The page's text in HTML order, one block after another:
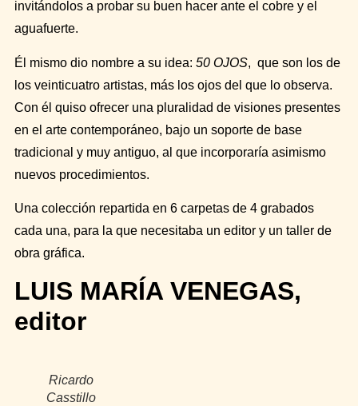
invitándolos a probar su buen hacer ante el cobre y el
aguafuerte.
Él mismo dio nombre a su idea: 50 OJOS, que son los de
los veinticuatro artistas, más los ojos del que lo observa.
Con él quiso ofrecer una pluralidad de visiones presentes
en el arte contemporáneo, bajo un soporte de base
tradicional y muy antiguo, al que incorporaría asimismo
nuevos procedimientos.
Una colección repartida en 6 carpetas de 4 grabados
cada una, para la que necesitaba un editor y un taller de
obra gráfica.
LUIS MARÍA VENEGAS,
editor
Ricardo
Casstillo